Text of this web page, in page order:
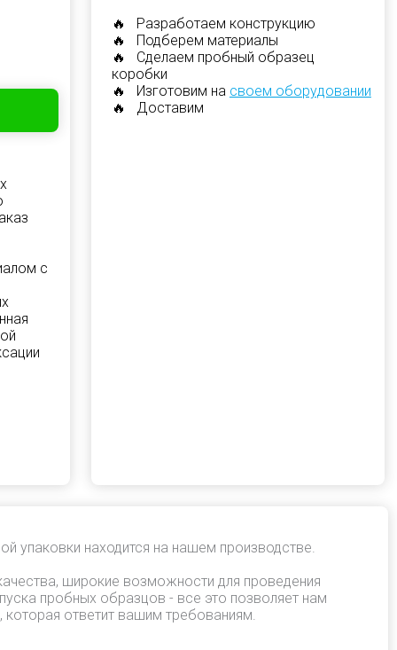
с
🔥 Разработаем конструкцию
🔥 Подберем материалы
🔥 Сделаем пробный образец
коробки
🔥 Изготовим на своем оборудовании
🔥 Доставим
упаковки находится на нашем производстве.
широкие возможности для проведения
пробных образцов - все это позволяет нам
которая ответит вашим требованиям.